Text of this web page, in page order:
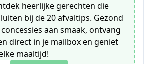
heerlijke gerechten die
bij de 20 afvaltips. Gezond
aan smaak, ontvang
direct in je mailbox en geniet
maaltijd!